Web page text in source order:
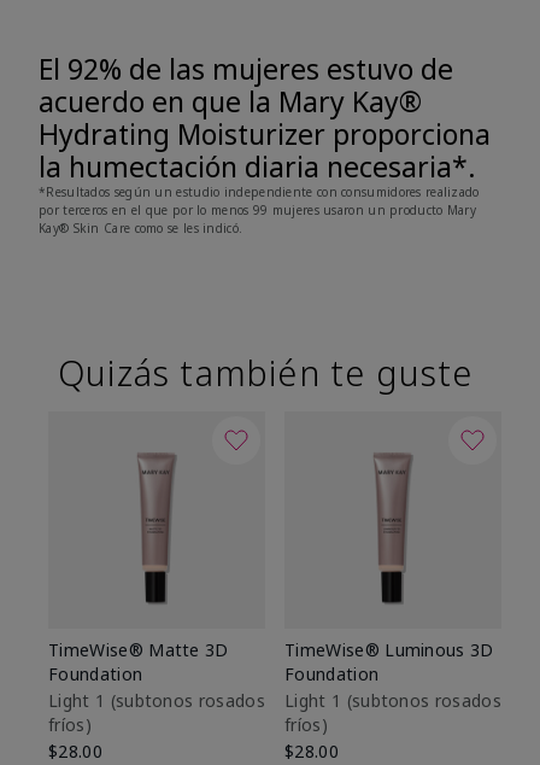
El 92% de las mujeres estuvo de
acuerdo en que la Mary Kay®
Hydrating Moisturizer proporciona
la humectación diaria necesaria*.
*Resultados según un estudio independiente con consumidores realizado
por terceros en el que por lo menos 99 mujeres usaron un producto Mary
Kay® Skin Care como se les indicó.
Quizás también te guste
TimeWise® Matte 3D
Foundation
Light 1​ (subtonos rosados
fríos)
$28.00
TimeWise® Luminous 3D
Foundation
Light 1​ (subtonos rosados
fríos)
$28.00